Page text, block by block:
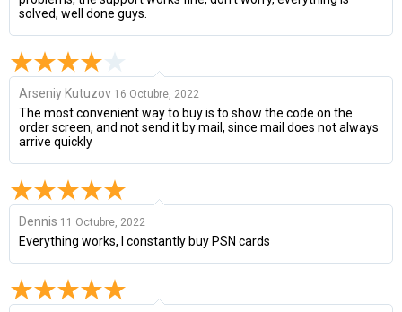
solved, well done guys.
Arseniy Kutuzov 16 Octubre, 2022
The most convenient way to buy is to show the code on the
order screen, and not send it by mail, since mail does not always
arrive quickly
Dennis 11 Octubre, 2022
Everything works, I constantly buy PSN cards